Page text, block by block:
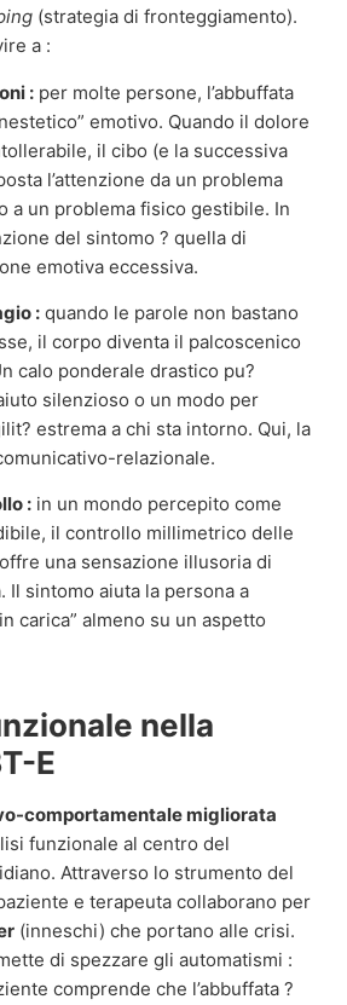
(strategia di fronteggiamento).
a :
: per molte persone, l’abbuffata
emotivo. Quando il dolore
il cibo (e la successiva
l’attenzione da un problema
a un problema fisico gestibile. In
del sintomo ? quella di
emotiva eccessiva.
: quando le parole non bastano
il corpo diventa il palcoscenico
calo ponderale drastico pu?
silenzioso o un modo per
estrema a chi sta intorno. Qui, la
relazionale.
: in un mondo percepito come
il controllo millimetrico delle
una sensazione illusoria di
Il sintomo aiuta la persona a
carica” almeno su un aspetto
nella
E
comportamentale migliorata
funzionale al centro del
Attraverso lo strumento del
e terapeuta collaborano per
(inneschi) che portano alle crisi.
di spezzare gli automatismi :
comprende che l’abbuffata ?